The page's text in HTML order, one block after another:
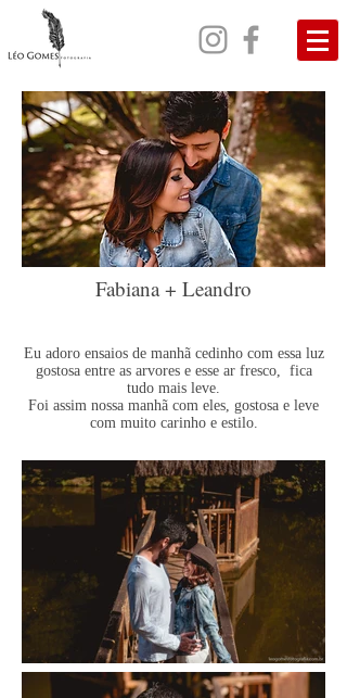
Fabiana + Leandro
Eu adoro ensaios de manhã cedinho com essa luz
gostosa entre as arvores e esse ar fresco, fica
tudo mais leve.
Foi assim nossa manhã com eles, gostosa e leve
com muito carinho e estilo.